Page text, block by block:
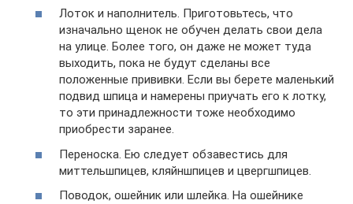
Лоток и наполнитель. Приготовьтесь, что
изначально щенок не обучен делать свои дела
на улице. Более того, он даже не может туда
выходить, пока не будут сделаны все
положенные прививки. Если вы берете маленький
подвид шпица и намерены приучать его к лотку,
то эти принадлежности тоже необходимо
приобрести заранее.
Переноска. Ею следует обзавестись для
миттельшпицев, кляйншпицев и цвергшпицев.
Поводок, ошейник или шлейка. На ошейнике